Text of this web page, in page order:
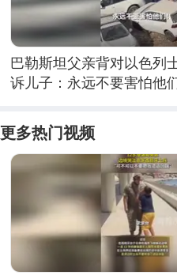
巴勒斯坦父亲背对以色列
诉儿子：永远不要害怕他
更多热门视频